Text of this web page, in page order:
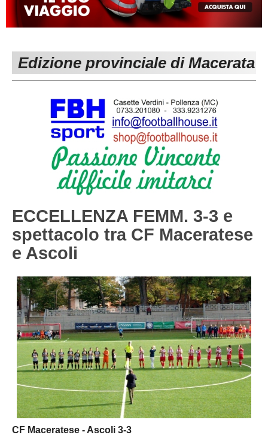
MACERATA
Carica la tua Rosa
ECCELLENZA
1^ CATEGORIA
3^ CATEGORIA
GIOVANILI
REGIONALI
Edizione provinciale di Macerata
ECCELLENZA FEMM. 3-3 e
spettacolo tra CF Maceratese
e Ascoli
CF Maceratese - Ascoli 3-3